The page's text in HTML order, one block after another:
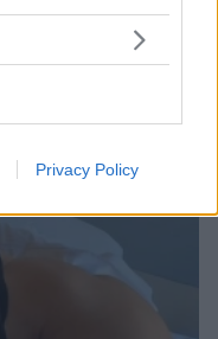
Privacy Policy